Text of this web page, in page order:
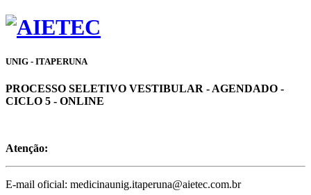
UNIG - ITAPERUNA
PROCESSO SELETIVO VESTIBULAR - AGENDADO -
CICLO 5 - ONLINE
Atenção:
E-mail oficial: medicinaunig.itaperuna@aietec.com.br